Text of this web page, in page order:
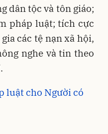
dân tộc và tôn giáo;
pháp luật; tích cực
các tệ nạn xã hội,
nghe và tin theo
luật cho Người có